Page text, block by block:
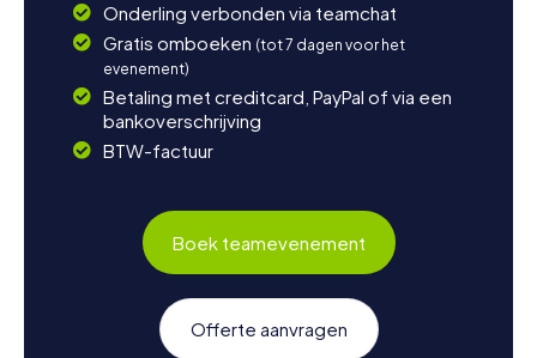
Onderling verbonden via teamchat
Gratis omboeken (tot 7 dagen voor het
evenement)
Betaling met creditcard, PayPal of via een
bankoverschrijving
BTW-factuur
Boek teamevenement
Offerte aanvragen